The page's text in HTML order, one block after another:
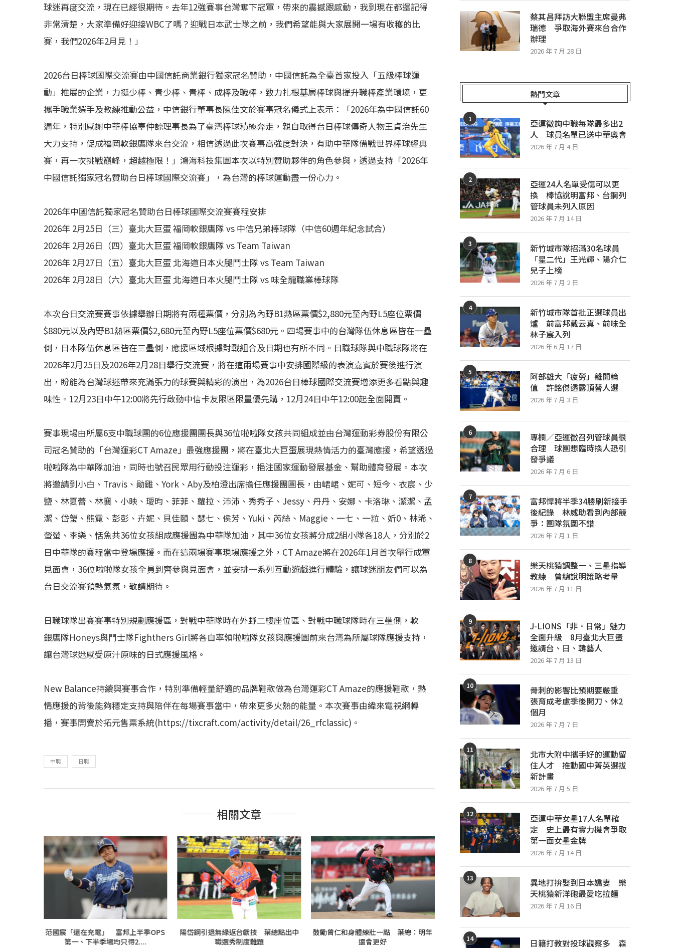
球迷再度交流，現在已經很期待。去年12強賽事台灣奪下冠軍，帶來的震撼跟感動，我到現在都還記得
非常清楚，大家準備好迎接WBC了嗎？迎戰日本武士隊之前，我們希望能與大家展開一場有收穫的比
賽，我們2026年2月見！」
2026台日棒球國際交流賽由中國信託商業銀行獨家冠名贊助，中國信託為全臺首家投入「五級棒球運
動」推展的企業，力挺少棒、青少棒、青棒、成棒及職棒，致力扎根基層棒球與提升職棒產業環境，更
攜手職業選手及教練推動公益，中信銀行董事長陳佳文於賽事冠名儀式上表示：「2026年為中國信託60
週年，特別感謝中華棒協辜仲諒理事長為了臺灣棒球積極奔走，親自取得台日棒球傳奇人物王貞治先生
大力支持，促成福岡軟銀鷹隊來台交流，相信透過此次賽事高強度對決，有助中華隊備戰世界棒球經典
賽，再一次挑戰巔峰，超越極限！」鴻海科技集團本次以特別贊助夥伴的角色參與，透過支持「2026年
中國信託獨家冠名贊助台日棒球國際交流賽」，為台灣的棒球運動盡一份心力。
2026年中國信託獨家冠名贊助台日棒球國際交流賽賽程安排
2026年 2月25日（三）臺北大巨蛋 福岡軟銀鷹隊 vs 中信兄弟棒球隊（中信60週年紀念試合）
2026年 2月26日（四）臺北大巨蛋 福岡軟銀鷹隊 vs Team Taiwan
2026年 2月27日（五）臺北大巨蛋 北海道日本火腿鬥士隊 vs Team Taiwan
2026年 2月28日（六）臺北大巨蛋 北海道日本火腿鬥士隊 vs 味全龍職業棒球隊
本次台日交流賽賽事依據舉辦日期將有兩種票價，分別為內野B1熱區票價$2,880元至內野L5座位票價
$880元以及內野B1熱區票價$2,680元至內野L5座位票價$680元。四場賽事中的台灣隊伍休息區皆在一壘
側，日本隊伍休息區皆在三壘側，應援區域根據對戰組合及日期也有所不同。日職球隊與中職球隊將在
2026年2月25日及2026年2月28日舉行交流賽，將在這兩場賽事中安排國際級的表演嘉賓於賽後進行演
出，盼能為台灣球迷帶來充滿張力的球賽與精彩的演出，為2026台日棒球國際交流賽增添更多看點與趣
味性。12月23日中午12:00將先行啟動中信卡友限區限量優先購，12月24日中午12:00起全面開賣。
賽事現場由所屬6支中職球團的6位應援團團長與36位啦啦隊女孩共同組成並由台灣運動彩券股份有限公
司冠名贊助的「台灣運彩CT Amaze」最強應援團，將在臺北大巨蛋展現熱情活力的臺灣應援，希望透過
啦啦隊為中華隊加油，同時也號召民眾用行動投注運彩，挹注國家運動發展基金、幫助體育發展。本次
將邀請到小白、Travis、勛雞、York、Aby及柏澄出席擔任應援團團長，由峮峮、妮可、短今、衣宸、少
鹽、林夏蕾、林襄、小映、璦昀、菲菲、蘿拉、沛沛、秀秀子、Jessy、丹丹、安娜、卡洛琳、潔潔、孟
潔、岱瑩、熊霓、彭彭、卉妮、貝佳頤、瑟七、侯芳、Yuki、芮絲、Maggie、一七、一粒、妡0、林浠、
螢螢、李樂、恬魚共36位女孩組成應援團為中華隊加油，其中36位女孩將分成2組小隊各18人，分別於2
日中華隊的賽程當中登場應援。而在這兩場賽事現場應援之外，CT Amaze將在2026年1月首次舉行成軍
見面會，36位啦啦隊女孩全員到齊參與見面會，並安排一系列互動遊戲進行體驗，讓球迷朋友們可以為
台日交流賽預熱氣氛，敬請期待。
日職球隊出賽賽事特別規劃應援區，對戰中華隊時在外野二樓座位區、對戰中職球隊時在三壘側，軟
銀鷹隊Honeys與鬥士隊Fighthers Girl將各自率領啦啦隊女孩與應援團前來台灣為所屬球隊應援支持，
讓台灣球迷感受原汁原味的日式應援風格。
New Balance持續與賽事合作，特別準備輕量舒適的品牌鞋款做為台灣運彩CT Amaze的應援鞋款，熱
情應援的背後能夠穩定支持與陪伴在每場賽事當中，帶來更多火熱的能量。本次賽事由緯來電視網轉
播，賽事開賣於拓元售票系統(https://tixcraft.com/activity/detail/26_rfclassic)。
中職 日職
相關文章
范國宸「還在充電」 富邦上半季OPS
第一、下半季場均只得2....
陽岱鋼引退無緣返台獻技 葉總點出中
職選秀制度難題
鼓勵曾仁和身體練壯一點 葉總：明年
還會更好
棒球智庫／大巨蛋蔣銲、阿部雄大先
發 運彩開單場看好味全龍
岸國際音樂節跨界...
蔡其昌拜訪大聯盟主席曼弗
瑞德 爭取海外賽來台合作
辦理
2026 年 7 月 28 日
熱門文章
1
亞運徵詢中職每隊最多出2
人 球員名單已送中華奧會
2026 年 7 月 4 日
2
亞運24人名單受傷可以更
換 棒協說明富邦、台鋼列
管球員未列入原因
2026 年 7 月 14 日
3
新竹城市隊招滿30名球員
「星二代」王光輝、陽介仁
兒子上榜
2026 年 7 月 2 日
4
新竹城市隊首批正選球員出
爐 前富邦戴云真、前味全
林子宸入列
2026 年 6 月 17 日
5
阿部雄大「疲勞」離開輪
值 許銘傑透露頂替人選
2026 年 7 月 3 日
6
專欄／亞運徵召列管球員很
合理 球團想臨時換人恐引
發爭議
2026 年 7 月 6 日
7
富邦悍將半季34勝刷新接手
後紀錄 林威助看到內部競
爭：團隊氛圍不錯
2026 年 7 月 1 日
8
樂天桃猿調整一、三壘指導
教練 曾總說明策略考量
2026 年 7 月 11 日
9
J-LIONS「非．日常」魅力
全面升級 8月臺北大巨蛋
邀請台、日、韓藝人
2026 年 7 月 13 日
10
骨刺的影響比預期要嚴重
張育成考慮季後開刀、休2
個月
2026 年 7 月 7 日
11
北市大附中攜手好的運動留
住人才 推動國中菁英選拔
新計畫
2026 年 7 月 5 日
12
亞運中華女壘17人名單確
定 史上最有實力機會爭取
第一面女壘金牌
2026 年 7 月 14 日
13
異地打拚娶到日本嬌妻 樂
天桃猿新洋砲最愛吃拉麵
2026 年 7 月 16 日
14 日籍打教對投球觀察多 森